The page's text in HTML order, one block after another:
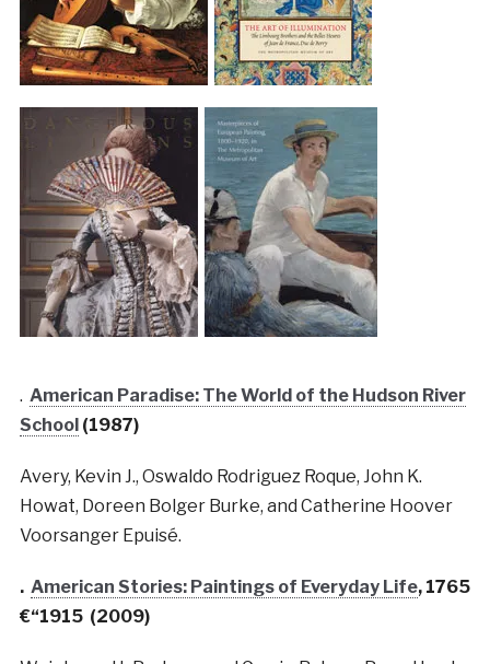
. American Paradise: The World of the Hudson River
School(1987)
Avery, Kevin J., Oswaldo Rodriguez Roque, John K.
Howat, Doreen Bolger Burke, and Catherine Hoover
Voorsanger Epuisé.
. American Stories: Paintings of Everyday Life, 1765
€“1915 (2009)